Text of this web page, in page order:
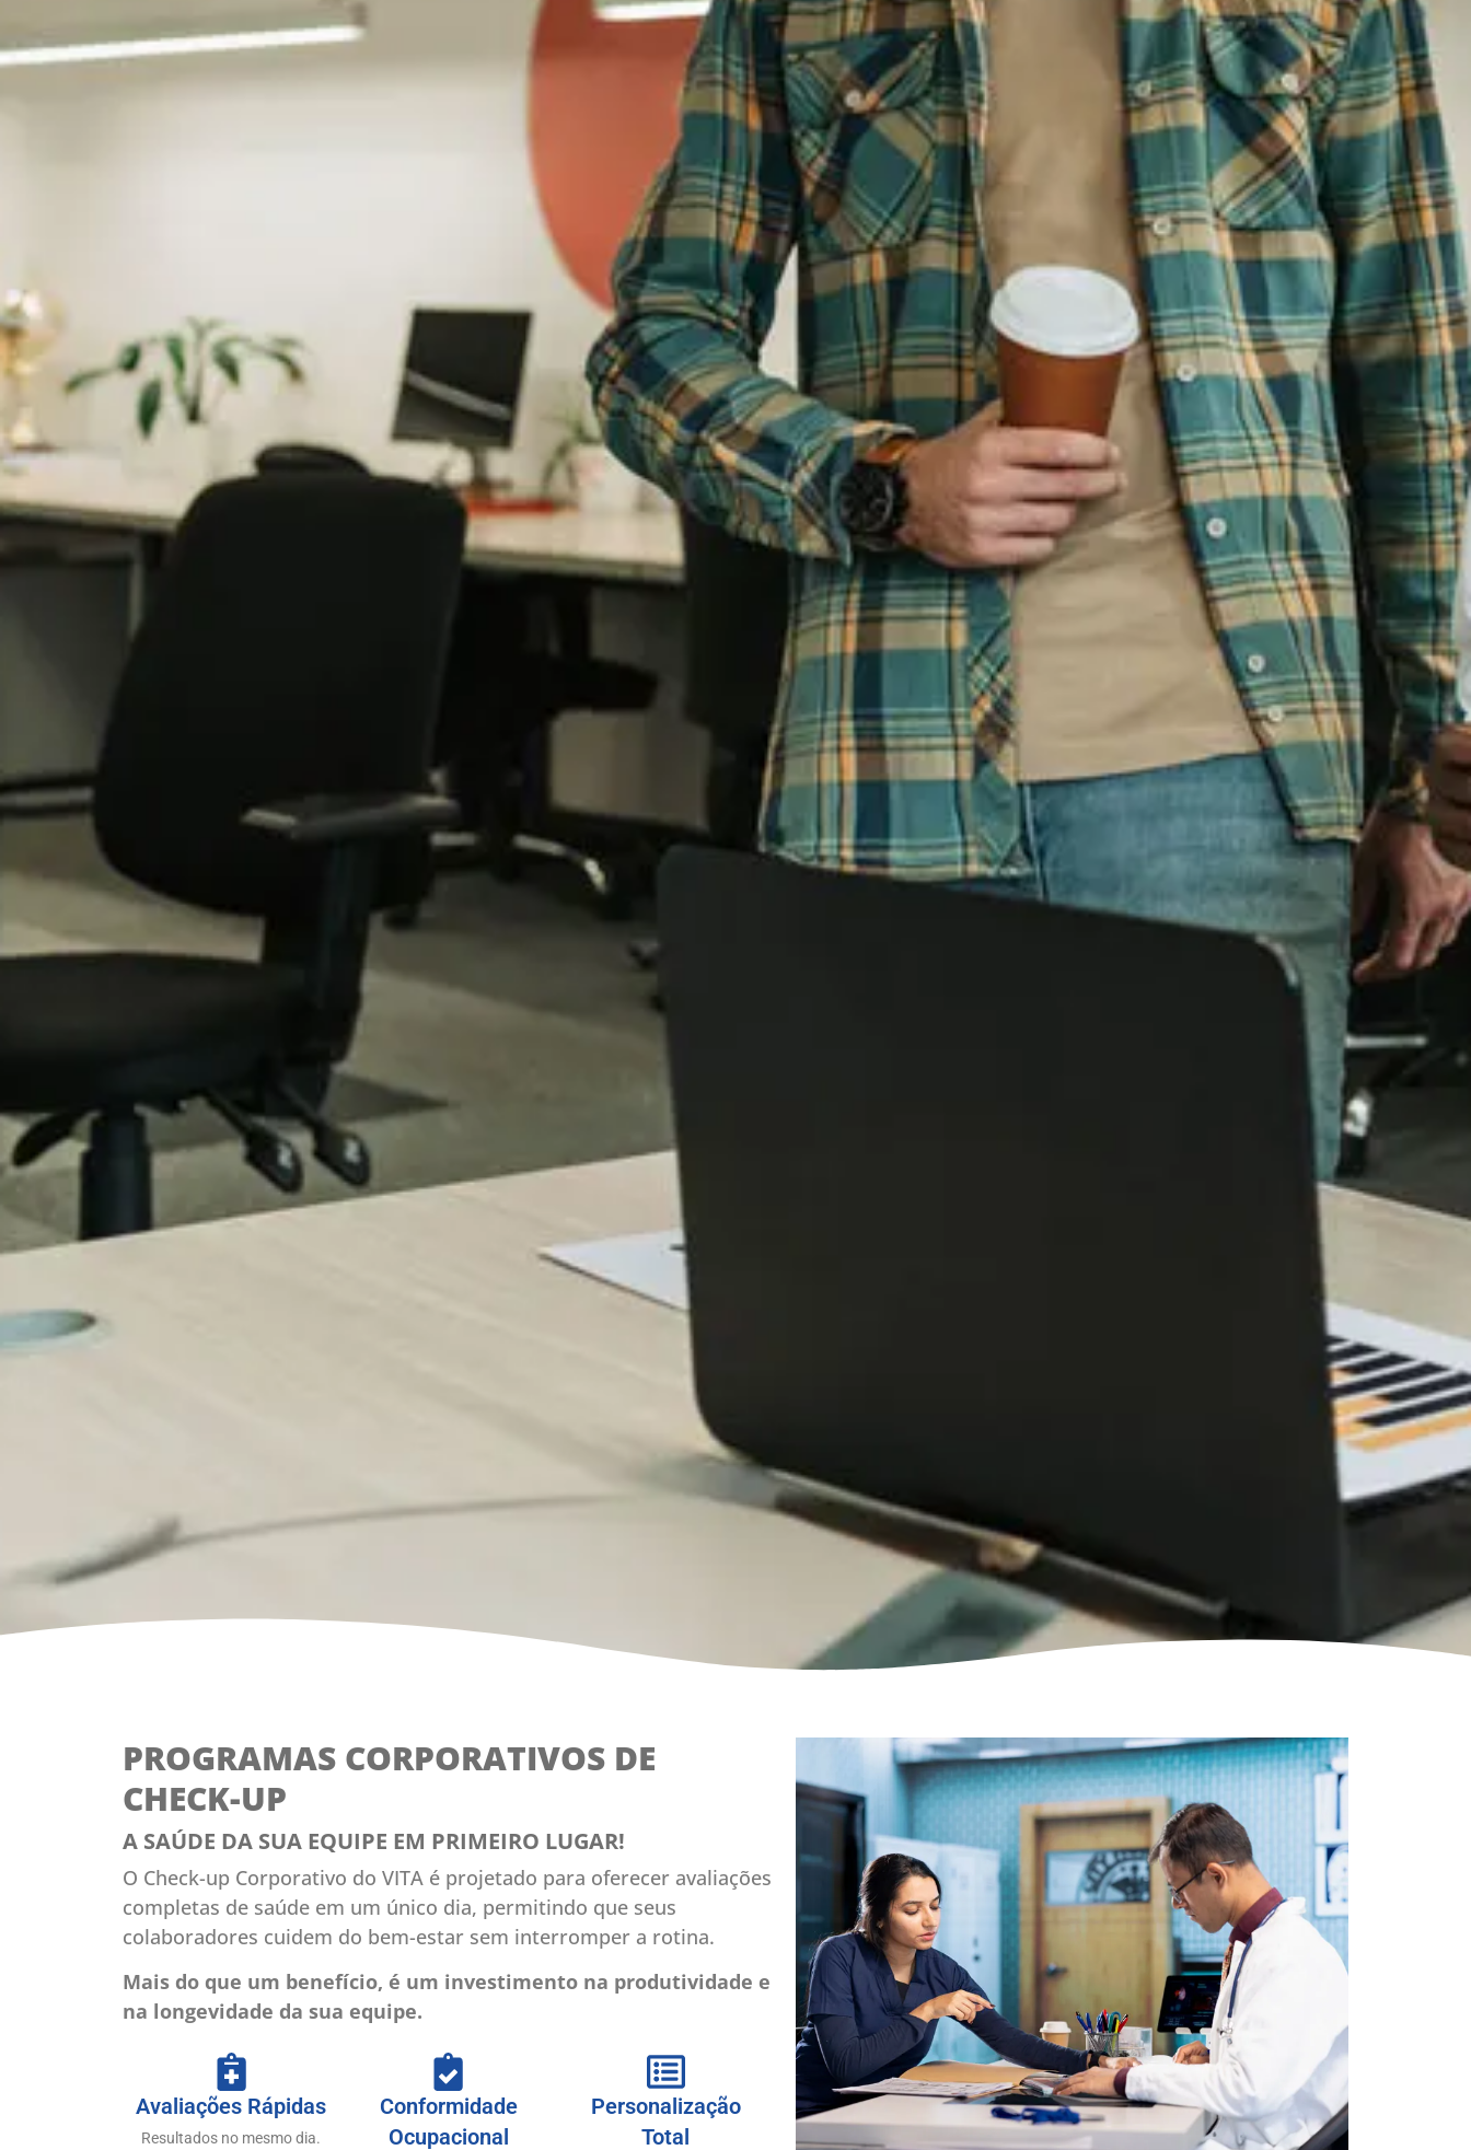
PROGRAMAS CORPORATIVOS DE
CHECK-UP
A SAÚDE DA SUA EQUIPE EM PRIMEIRO LUGAR!
O Check-up Corporativo do VITA é projetado para oferecer avaliações
completas de saúde em um único dia, permitindo que seus
colaboradores cuidem do bem-estar sem interromper a rotina.
Mais do que um benefício, é um investimento na produtividade e
na longevidade da sua equipe.
Avaliações Rápidas
Resultados no mesmo dia.
Conformidade
Ocupacional
Personalização
Total